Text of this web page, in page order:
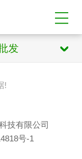
发
!
技有限公司
号-1